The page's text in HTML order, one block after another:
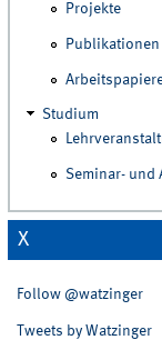
Projekte
Publikationen
Studium
Seminar- und
X
Follow @watzinger
Tweets by Watzinger